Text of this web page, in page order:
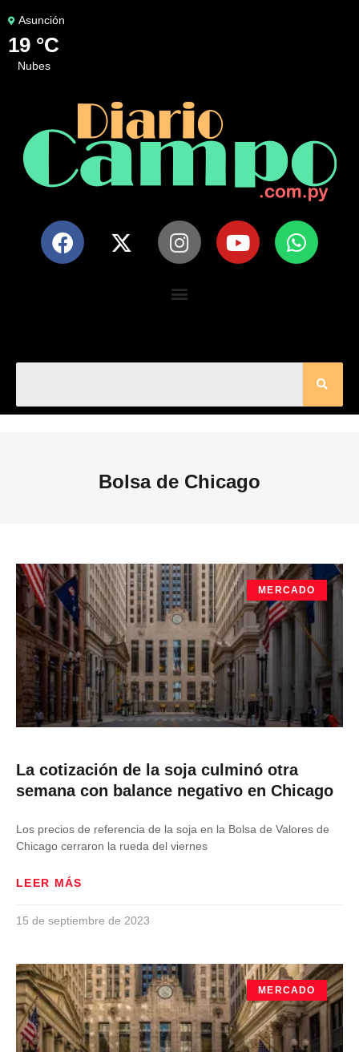
Asunción
19 °C
nubes
Bolsa de Chicago
MERCADO
La cotización de la soja culminó otra
semana con balance negativo en Chicago
Los precios de referencia de la soja en la Bolsa de Valores de
Chicago cerraron la rueda del viernes
LEER MÁS
15 de septiembre de 2023
MERCADO